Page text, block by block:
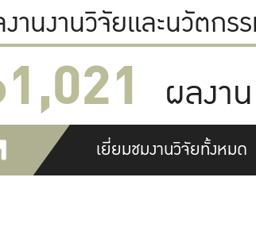
านงานวิจัยและนวัตกร
ผลงาน
เยี่ยมชมงานวิจัยทั้งหมด